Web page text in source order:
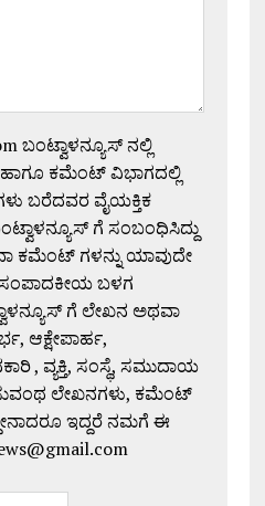
ಬಂಟ್ವಾಳನ್ಯೂಸ್ ನಲ್ಲಿ
ಕಮೆಂಟ್ ವಿಭಾಗದಲ್ಲಿ
ಬರೆದವರ ವೈಯಕ್ತಿಕ
ಗೆ ಸಂಬಂಧಿಸಿದ್ದು
ಕಮೆಂಟ್ ಗಳನ್ನು ಯಾವುದೇ
ಬಳಗ
ಗೆ ಲೇಖನ ಅಥವಾ
ಆಕ್ಷೇಪಾರ್ಹ,
, ವ್ಯಕ್ತಿ, ಸಂಸ್ಥೆ, ಸಮುದಾಯ
ಲೇಖನಗಳು, ಕಮೆಂಟ್
ಇದ್ದರೆ ನಮಗೆ ಈ